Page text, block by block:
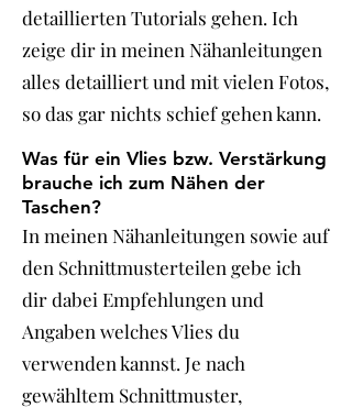
detaillierten Tutorials gehen. Ich
zeige dir in meinen Nähanleitungen
alles detailliert und mit vielen Fotos,
so das gar nichts schief gehen kann.
Was für ein Vlies bzw. Verstärkung
brauche ich zum Nähen der
Taschen?
In meinen Nähanleitungen sowie auf
den Schnittmusterteilen gebe ich
dir dabei Empfehlungen und
Angaben welches Vlies du
verwenden kannst. Je nach
gewähltem Schnittmuster,